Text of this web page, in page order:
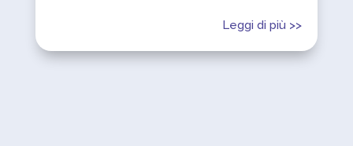
Leggi di più >>